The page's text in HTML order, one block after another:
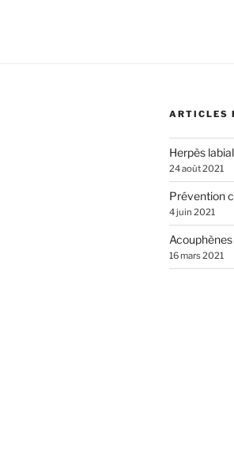
ARTICLES
Herpès labial
24 août 2021
Prévention
4 juin 2021
Acouphènes
16 mars 2021